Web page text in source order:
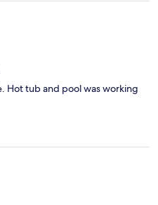
Hot tub and pool was working